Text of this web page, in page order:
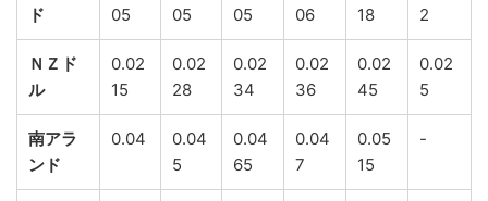
ド
05
05
05
06
18
2
ＮＺド
ル
0.02
15
0.02
28
0.02
34
0.02
36
0.02
45
0.02
5
南アラ
ンド
0.04
0.04
5
0.04
65
0.04
7
0.05
15
-